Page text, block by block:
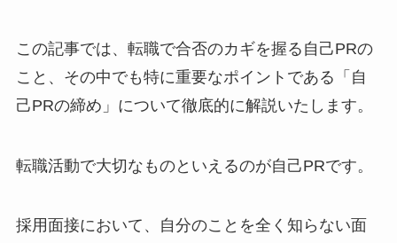
この記事では、転職で合否のカギを握る自己PRの
こと、その中でも特に重要なポイントである「自
己PRの締め」について徹底的に解説いたします。
転職活動で大切なものといえるのが自己PRです。
採用面接において、自分のことを全く知らない面